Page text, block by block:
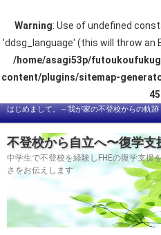
Warning: Use of undefined
'ddsg_language' (this will throw an
/home/asagi53p/
content/plugins/sitemap-
45
はじめまして。～我が家の不登校からの軌跡
不登校から自立へ〜復学
中学生で不登校を経験しFHEの復学支援
さをお伝えします